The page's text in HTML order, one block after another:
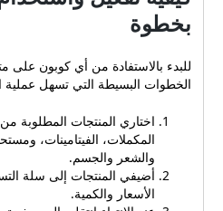
الجدد على أول طلب، وبعضها
متاح لجميع العملاء دون حد
أدنى للتسوق. وبالنظر إلى هذه
المتغيرات يمكن للمستهلك أن
يحقق أفضل قيمة شرائية عبر
اختيار الكوبون الأنسب لسلة
مشترياته. معلومات عملية عن
عام 2026 يقدم بلومور
مجموعة من الكوبونات الفعالة
بخطوة
للبدء بالاستفادة من أي كوبون على
الخطوات البسيطة التي تسهل
اختاري المنتجات المطلوبة
المكملات، الفيتامينات،
والشعر والجسم.
أضيفي المنتجات إلى سلة
الأسعار والكمية.